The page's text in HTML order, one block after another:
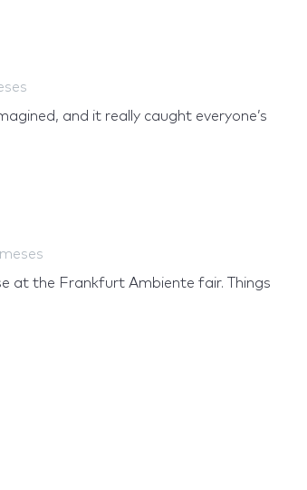
and it really caught everyone’s
at the Frankfurt Ambiente fair. Things